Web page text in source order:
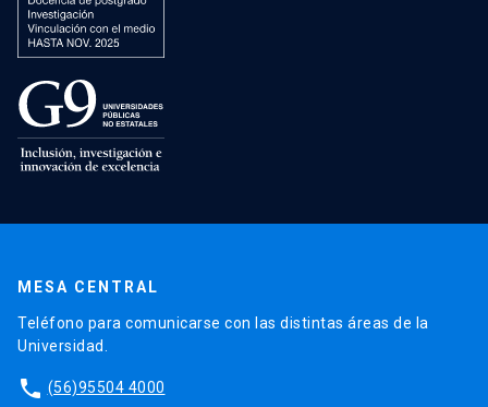
MESA CENTRAL
Teléfono para comunicarse con las distintas áreas de la
Universidad.
phone (56)95504 4000